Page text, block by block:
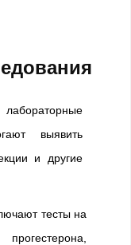
выявить
и другие
тесты на